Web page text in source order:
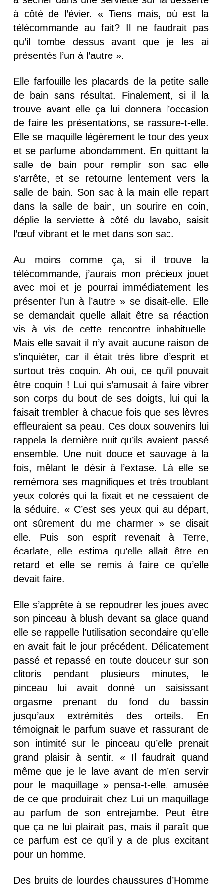
à côté de l’évier. « Tiens mais, où est la
télécommande au fait? Il ne faudrait pas
qu’il tombe dessus avant que je les ai
présentés l’un à l’autre ».
Elle farfouille les placards de la petite salle
de bain sans résultat. Finalement, si il la
trouve avant elle ça lui donnera l’occasion
de faire les présentations, se rassure-t-elle.
Elle se maquille légèrement le tour des yeux
et se parfume abondamment. En quittant la
salle de bain pour remplir son sac elle
s’arrête, et se retourne lentement vers la
salle de bain. Son sac à la main elle repart
dans la salle de bain, un sourire en coin,
déplie la serviette à côté du lavabo, saisit
l’œuf vibrant et le met dans son sac.
Au moins comme ça, si il trouve la
télécommande, j’aurais mon précieux jouet
avec moi et je pourrai immédiatement les
présenter l’un à l’autre » se disait-elle. Elle
se demandait quelle allait être sa réaction
vis à vis de cette rencontre inhabituelle.
Mais elle savait il n’y avait aucune raison de
s’inquiéter, car il était très libre d’esprit et
surtout très coquin. Ah oui, ce qu’il pouvait
être coquin ! Lui qui s’amusait à faire vibrer
son corps du bout de ses doigts, lui qui la
faisait trembler à chaque fois que ses lèvres
effleuraient sa peau. Ces doux souvenirs lui
rappela la dernière nuit qu’ils avaient passé
ensemble. Une nuit douce et sauvage à la
fois, mêlant le désir à l’extase. Là elle se
remémora ses magnifiques et très troublant
yeux colorés qui la fixait et ne cessaient de
la séduire. « C’est ses yeux qui au départ,
ont sûrement du me charmer » se disait
elle. Puis son esprit revenait à Terre,
écarlate, elle estima qu’elle allait être en
retard et elle se remis à faire ce qu’elle
devait faire.
Elle s’apprête à se repoudrer les joues avec
son pinceau à blush devant sa glace quand
elle se rappelle l’utilisation secondaire qu’elle
en avait fait le jour précédent. Délicatement
passé et repassé en toute douceur sur son
clitoris pendant plusieurs minutes, le
pinceau lui avait donné un saisissant
orgasme prenant du fond du bassin
jusqu’aux extrémités des orteils. En
témoignait le parfum suave et rassurant de
son intimité sur le pinceau qu’elle prenait
grand plaisir à sentir. « Il faudrait quand
même que je le lave avant de m’en servir
pour le maquillage » pensa-t-elle, amusée
de ce que produirait chez Lui un maquillage
au parfum de son entrejambe. Peut être
que ça ne lui plairait pas, mais il paraît que
ce parfum est ce qu’il y a de plus excitant
pour un homme.
Des bruits de lourdes chaussures d’Homme